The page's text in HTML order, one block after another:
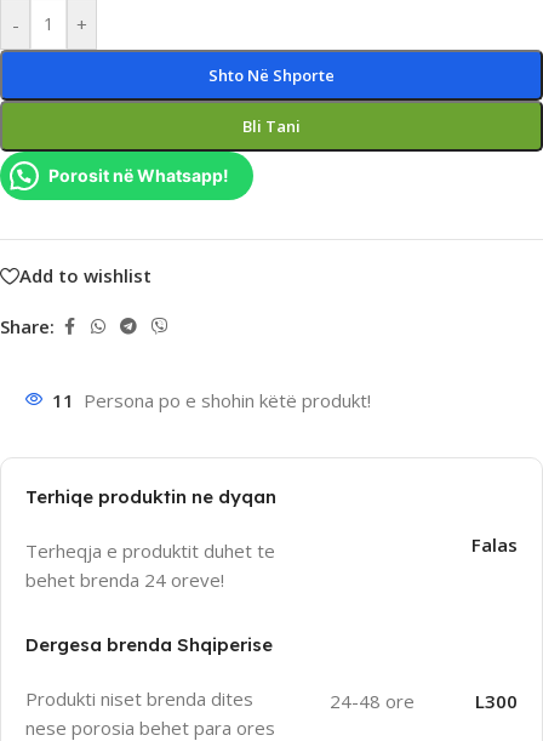
- +
Shto Në Shporte
Bli Tani
Porosit në Whatsapp!
Add to wishlist
Share:
11 Persona po e shohin këtë produkt!
Terhiqe produktin ne dyqan
Terheqja e produktit duhet te
behet brenda 24 oreve!
Falas
Dergesa brenda Shqiperise
Produkti niset brenda dites
nese porosia behet para ores
24-48 ore L300